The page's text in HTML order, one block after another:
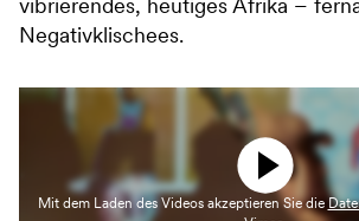
vibrierendes, heutiges Afrika –
Negativklischees.
Mit dem Laden des Videos akzeptieren Sie die